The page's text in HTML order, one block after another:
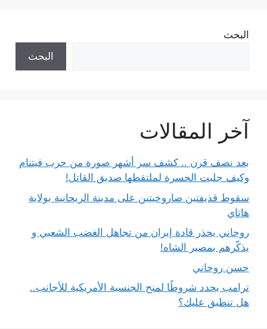
البحث
البحث
آخر المقالات
بعد نصف قرن .. كشف سر أشهر صورة من حرب فيتنام
وكيف جلبت الحسرة لملتقطها صديق القاتل!
سقوط قذيفتين صاروخيتين على مدينة الريحانية بولاية
هاتاي
روحاني يحذر قادة إيران من تجاهل الغضب الشعبي و
يذكّرهم بمصير الشاه!
حسن روحاني
ترامب يحدد شروطًا لمنح الجنسية الأمريكية للأجانب..
هل تنطبق عليك؟